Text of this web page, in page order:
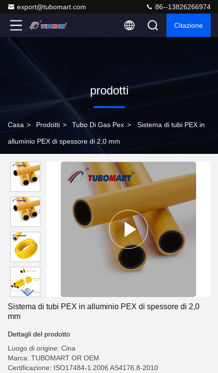
export@tubomart.com 86--13826266974
Citazione
prodotti
Casa > Prodotti > Tubo Di Gas Pex > Sistema di tubi PEX in
alluminio PEX di spessore di 2,0 mm
Sistema di tubi PEX in alluminio PEX di spessore di 2,0
mm
Dettagli del prodotto
Luogo di origine: Cina
Marca: TUBOMART OR OEM
Certificazione: ISO17484-1:2006 AS4176.8-2010